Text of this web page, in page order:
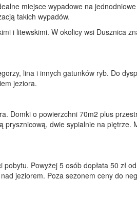
miejsce wypadowe na
takich wypadów.
i litewskimi. W okolicy wsi Dusznica
lina i innych gatunków ryb. Do
jeziora.
Domki o powierzchni 70m2 plus
dwie sypialnie na
pobytu. Powyżej 5 osób dopłata 50 zł
jeziorem. Poza sezonem ceny do